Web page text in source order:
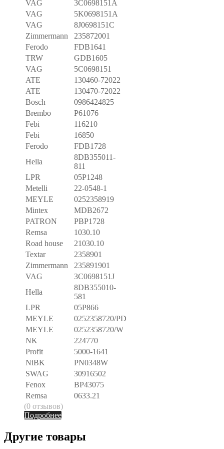
VAG
3C0698151A
VAG
5K0698151A
VAG
8J0698151C
Zimmermann
235872001
Ferodo
FDB1641
TRW
GDB1605
VAG
5C0698151
ATE
130460-72022
ATE
130470-72022
Bosch
0986424825
Brembo
P61076
Febi
116210
Febi
16850
Ferodo
FDB1728
Hella
8DB355011-
811
LPR
05P1248
Metelli
22-0548-1
MEYLE
0252358919
Mintex
MDB2672
PATRON
PBP1728
Remsa
1030.10
Road house
21030.10
Textar
2358901
Zimmermann
235891901
VAG
3C0698151J
Hella
8DB355010-
581
LPR
05P866
MEYLE
0252358720/PD
MEYLE
0252358720/W
NK
224770
Profit
5000-1641
NiBK
PN0348W
SWAG
30916502
Fenox
BP43075
Remsa
0633.21
(0 отзывов)
Подробнее
Другие товары